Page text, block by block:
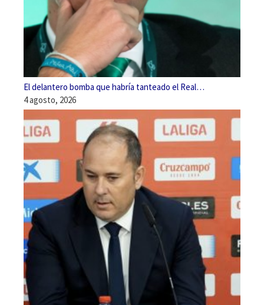
El delantero bomba que habría tanteado el Real…
4 agosto, 2026